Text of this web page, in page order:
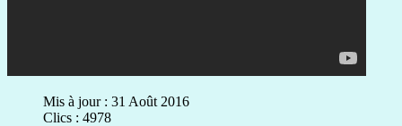
Mis à jour : 31 Août 2016
Clics : 4978